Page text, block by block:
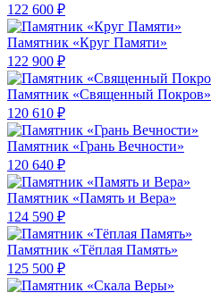
122 600 ₽
Памятник «Круг Памяти»
122 900 ₽
Памятник «Священный Покров»
120 610 ₽
Памятник «Грань Вечности»
120 640 ₽
Памятник «Память и Вера»
124 590 ₽
Памятник «Тёплая Память»
125 500 ₽